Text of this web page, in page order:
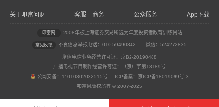
关于叩富问财 客服 商务 公众服务 App下载
叩富网 2008年被上海证券交易所选为年度投资者教育训练网站
意见反馈 不良信息举报电话：010-59490342 微信：524272835
增值电信业务经营许可证：京B2-20190488
广播电视节目制作经营许可证：（京）字第18189号
公网安备：11010802032515号 ICP备案：京ICP备18019099号-3
叩富网版权所有 © 2007-2025